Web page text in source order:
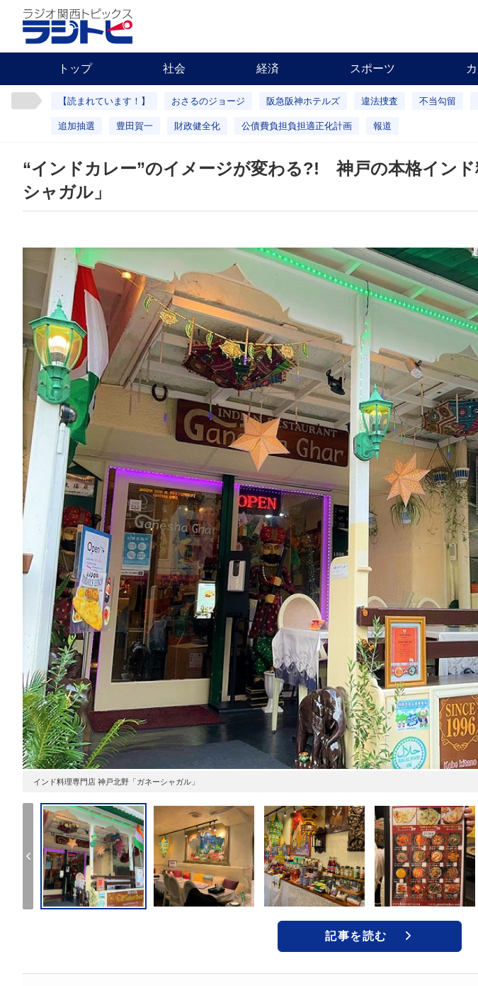
トップ 社会 経済 スポーツ
【読まれています！】 おさるのジョージ 阪急阪神ホテルズ 違法捜査 不当勾留
追加抽選 豊田賀一 財政健全化 公債費負担負担適正化計画 報道
“インドカレー”のイメージが変わる?! 神戸の本格イン
シャガル」
インド料理専門店 神戸北野「ガネーシャガル」
記事を読む